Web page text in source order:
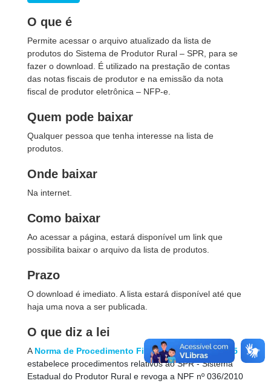
O que é
Permite acessar o arquivo atualizado da lista de
produtos do Sistema de Produtor Rural – SPR, para se
fazer o download. É utilizado na prestação de contas
das notas fiscais de produtor e na emissão da nota
fiscal de produtor eletrônica – NFP-e.
Quem pode baixar
Qualquer pessoa que tenha interesse na lista de
produtos.
Onde baixar
Na internet.
Como baixar
Ao acessar a página, estará disponível um link que
possibilita baixar o arquivo da lista de produtos.
Prazo
O download é imediato. A lista estará disponível até que
haja uma nova a ser publicada.
O que diz a lei
A Norma de Procedimento Fiscal  NPF - nº 031/2015
estabelece procedimentos relativos ao SPR - Sistema
Estadual do Produtor Rural e revoga a NPF nº 036/2010